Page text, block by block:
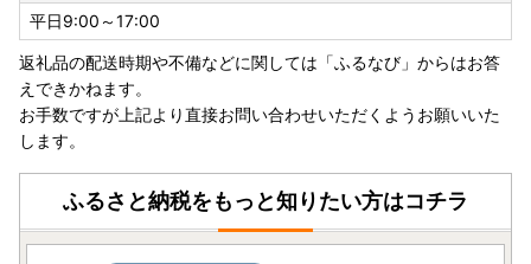
お盆期間中の「返礼品の発送」および「お問い合わせ」につ
きまして、下記の通りご案内いたします。
■返礼品の配送休止期間： 8月8日（土）～ 8月16日（日）
※一部の事業者では期間中も発送を行う場合がございます。
■お問い合わせ（電話・メール）
お休み： 8/8（土）、8/9（日）、8/11（火・祝）、8/15
通常対応： 8/10（月）、8/12（水）～ 8/14（金）
平日9:00～17:00
返礼品の配送時期や不備などに関しては「ふるなび」からはお答
えできかねます。
お手数ですが上記より直接お問い合わせいただくようお願いいた
します。
ふるさと納税をもっと知りたい方はコチラ